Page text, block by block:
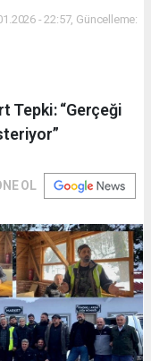
- 22:57, Güncelleme:
Tepki: “Gerçeği
OL